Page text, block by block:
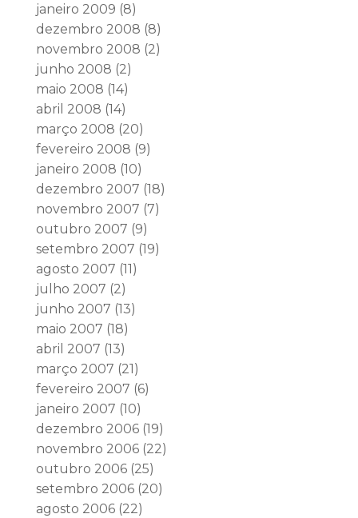
janeiro 2009 (8)
dezembro 2008 (8)
novembro 2008 (2)
junho 2008 (2)
maio 2008 (14)
abril 2008 (14)
março 2008 (20)
fevereiro 2008 (9)
janeiro 2008 (10)
dezembro 2007 (18)
novembro 2007 (7)
outubro 2007 (9)
setembro 2007 (19)
agosto 2007 (11)
julho 2007 (2)
junho 2007 (13)
maio 2007 (18)
abril 2007 (13)
março 2007 (21)
fevereiro 2007 (6)
janeiro 2007 (10)
dezembro 2006(19)
novembro 2006(22)
outubro 2006(25)
setembro 2006(20)
agosto 2006(22)